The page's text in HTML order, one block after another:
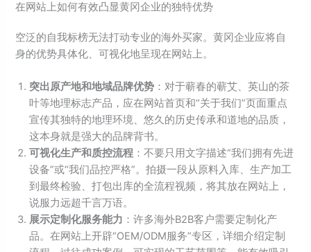
在网站上如何有效凸显黄冈企业的独特优势
空泛的自我标榜无法打动专业的海外买家。黄冈企业应将自
身的优势具体化、可视化地呈现在网站上。
突出原产地和地域品牌优势 ：对于蕲春的蕲艾、英山的茶
叶等地理标志产品，应在网站首页和“关于我们”页面重点
宣传其独特的地理环境、悠久的历史传承和道地的品质，
这本身就是强大的品牌背书。
可视化生产和质控流程 ：不要只用文字描述“我们拥有先进
设备”或“我们品控严格”。拍摄一段从原料入库、生产加工
到最终检验、打包出库的全流程视频，将其放在网站上，
说服力远超千言万语。
展示定制化服务能力 ：许多海外B2B客户需要定制化产
品。在网站上开辟“OEM/ODM服务”专区，详细介绍定制